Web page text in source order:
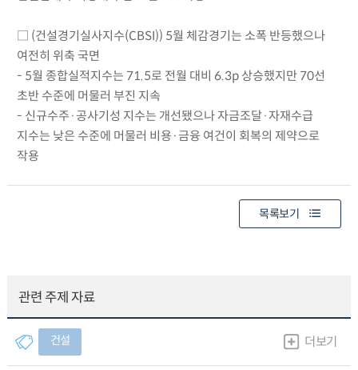
□ (건설경기실사지수(CBSI)) 5월 체감경기는 소폭 반등했으나
여전히 위축 국면
- 5월 종합실적지수는 71.5로 전월 대비 6.3p 상승했지만 70선
초반 수준에 머물러 부진 지속
- 신규수주·공사기성 지수는 개선됐으나 자금조달·자재수급
지수는 낮은 수준에 머물러 비용·금융 여건이 회복의 제약으로
작용
목록보기
관련 주제 자료
건설 더보기